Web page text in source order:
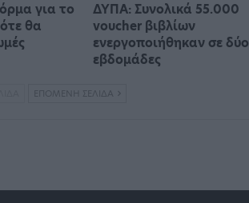
για το
θα
ΔΥΠΑ: Συνολικά 55.000
voucher βιβλίων
ενεργοποιήθηκαν σε δύο
εβδομάδες
ΕΠΌΜΕΝΗ ΣΕΛΊΔΑ